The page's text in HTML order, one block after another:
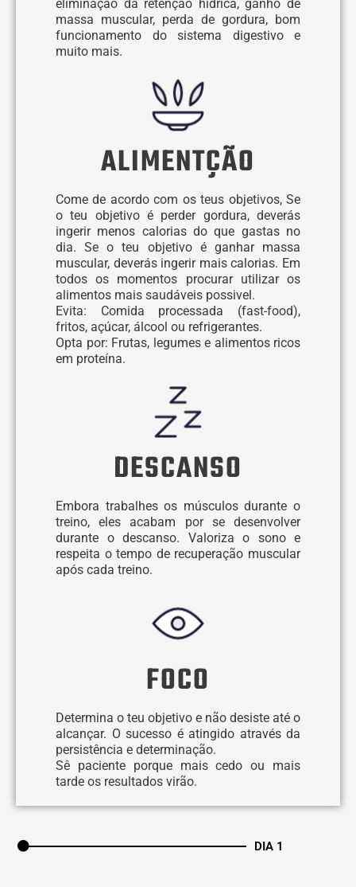
eliminação da retenção hídrica, ganho de
massa muscular, perda de gordura, bom
funcionamento do sistema digestivo e
muito mais.
ALIMENTÇÃO
Come de acordo com os teus objetivos, Se
o teu objetivo é perder gordura, deverás
ingerir menos calorias do que gastas no
dia. Se o teu objetivo é ganhar massa
muscular, deverás ingerir mais calorias. Em
todos os momentos procurar utilizar os
alimentos mais saudáveis possivel.
Evita: Comida processada (fast-food),
fritos, açúcar, álcool ou refrigerantes.
Opta por: Frutas, legumes e alimentos ricos
em proteína.
DESCANSO
Embora trabalhes os músculos durante o
treino, eles acabam por se desenvolver
durante o descanso. Valoriza o sono e
respeita o tempo de recuperação muscular
após cada treino.
FOCO
Determina o teu objetivo e não desiste até o
alcançar. O sucesso é atingido através da
persistência e determinação.
Sê paciente porque mais cedo ou mais
tarde os resultados virão.
DIA 1